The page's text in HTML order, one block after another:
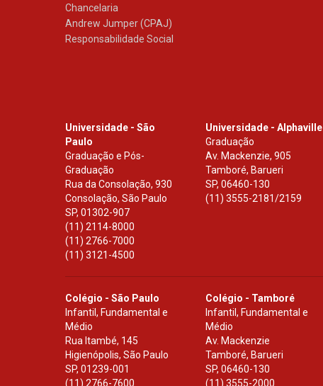
Chancelaria
Andrew Jumper (CPAJ)
Responsabilidade Social
Universidade - São
Paulo
Graduação e Pós-
Graduação
Rua da Consolação, 930
Consolação, São Paulo
SP, 01302-907
(11) 2114-8000
(11) 2766-7000
(11) 3121-4500
Universidade - Alphaville
Graduação
Av. Mackenzie, 905
Tamboré, Barueri
SP,06460-130
(11) 3555-2181/2159
Colégio - São Paulo
Infantil, Fundamental e
Médio
Rua Itambé, 145
Higienópolis, São Paulo
SP, 01239-001
(11) 2766-7600
Colégio - Tamboré
Infantil, Fundamental e
Médio
Av. Mackenzie
Tamboré, Barueri
SP,06460-130
(11) 3555-2000